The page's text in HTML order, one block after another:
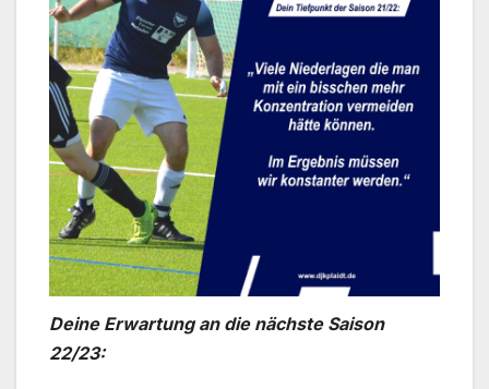
Deine Erwartung an die nächste Saison
22/23: